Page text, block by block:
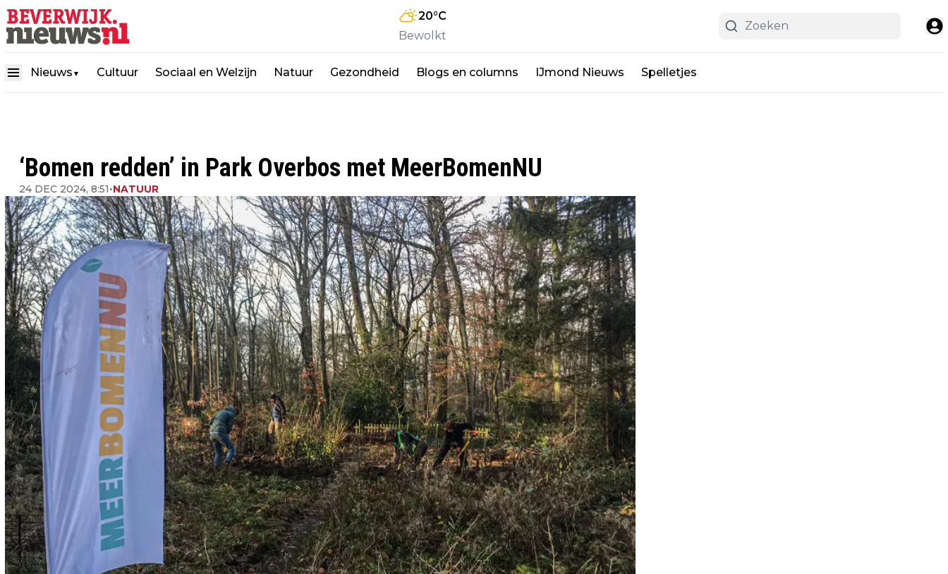
20°C
Bewolkt
Nieuws ▼ Cultuur Sociaal en Welzijn Natuur Gezondheid Blogs en columns IJmond Nieuws Spelletjes
‘Bomen redden’ in Park Overbos met MeerBomenNU
24 DEC 2024, 8:51•NATUUR